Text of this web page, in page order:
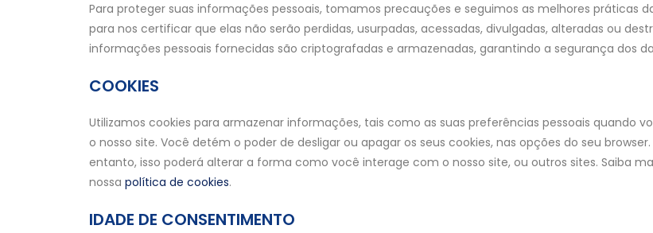
Para proteger suas informações pessoais, tomamos precauções e seguimos as melhores práticas
para nos certificar que elas não serão perdidas, usurpadas, acessadas, divulgadas, alteradas ou
informações pessoais fornecidas são criptografadas e armazenadas, garantindo a segurança dos
COOKIES
Utilizamos cookies para armazenar informações, tais como as suas preferências pessoais quando
o nosso site. Você detém o poder de desligar ou apagar os seus cookies, nas opções do seu browser.
entanto, isso poderá alterar a forma como você interage com o nosso site, ou outros sites. Saiba
nossa política de cookies.
IDADE DE CONSENTIMENTO